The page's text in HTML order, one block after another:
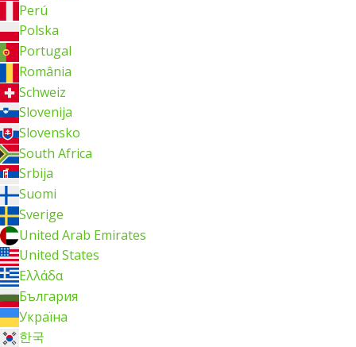
Perú
Polska
Portugal
România
Schweiz
Slovenija
Slovensko
South Africa
Srbija
Suomi
Sverige
United Arab Emirates
United States
Ελλάδα
България
Україна
한국